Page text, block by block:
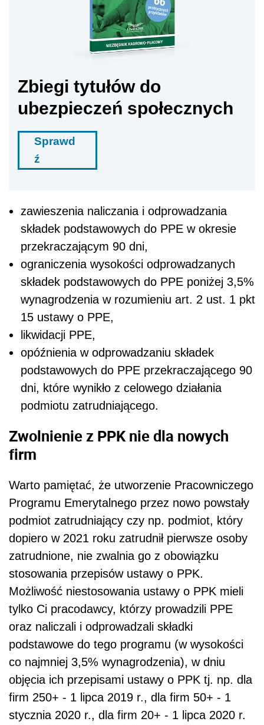
Zbiegi tytułów do
ubezpieczeń społecznych
Sprawd
ź
zawieszenia naliczania i odprowadzania
składek podstawowych do PPE w okresie
przekraczającym 90 dni,
ograniczenia wysokości odprowadzanych
składek podstawowych do PPE poniżej 3,5%
wynagrodzenia w rozumieniu art. 2 ust. 1 pkt
15 ustawy o PPE,
likwidacji PPE,
opóźnienia w odprowadzaniu składek
podstawowych do PPE przekraczającego 90
dni, które wynikło z celowego działania
podmiotu zatrudniającego.
Zwolnienie z PPK nie dla nowych
firm
Warto pamiętać, że utworzenie Pracowniczego
Programu Emerytalnego przez nowo powstały
podmiot zatrudniający czy np. podmiot, który
dopiero w 2021 roku zatrudnił pierwsze osoby
zatrudnione, nie zwalnia go z obowiązku
stosowania przepisów ustawy o PPK.
Możliwość niestosowania ustawy o PPK mieli
tylko Ci pracodawcy, którzy prowadzili PPE
oraz naliczali i odprowadzali składki
podstawowe do tego programu (w wysokości
co najmniej 3,5% wynagrodzenia), w dniu
objęcia ich przepisami ustawy o PPK tj. np. dla
firm 250+ - 1 lipca 2019 r., dla firm 50+ - 1
stycznia 2020 r., dla firm 20+ - 1 lipca 2020 r.